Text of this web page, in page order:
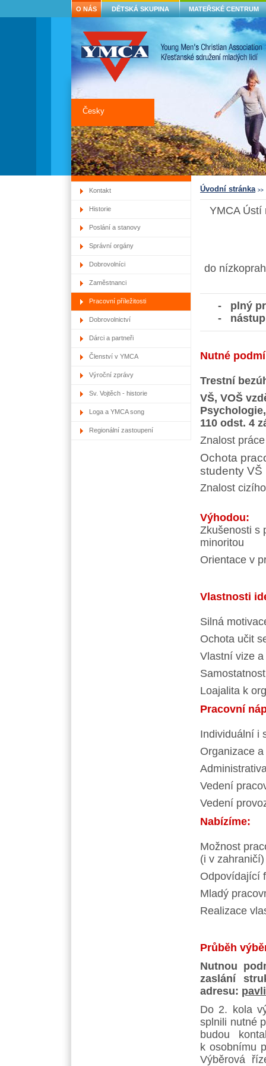
YMCA Ústí
do
- plný
- nástup
Nutné
Trestní
VŠ, VOŠ
110 odst. 4
Znalost
Ochota
studenty VŠ
Znalost
Výhodou:
Zkušenosti s
minoritou
Orientace v
Vlastnosti
Silná
Ochota učit
Vlastní vize
Loajalita k
Pracovní
Individuální i
Organizace
Vedení
Vedení
Nabízíme:
Možnost
(i v zahraničí)
Odpovídající
Mladý
Realizace
Průběh
Nutnou
zaslání
adresu:
Do 2. kola
splnili nutné
budou
k osobnímu
Výběrová
Česky
O NÁS DĚTSKÁ SKUPINA MATEŘSKÉ CENTRUM
Kontakt
Historie
Poslání a stanovy
Správní orgány
Dobrovolníci
Zaměstnanci
Pracovní příležitosti
Dobrovolnictví
Dárci a partneři
Členství v YMCA
Výroční zprávy
Sv. Vojtěch - historie
Loga a YMCA song
Regionální zastoupení
Úvodní stránka >>